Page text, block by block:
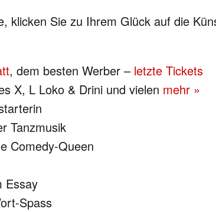
klicken Sie zu Ihrem Glück auf die
, dem besten Werber – letzte Tickets
X, L Loko & Drini und vielen mehr »
Tanzmusik
Comedy-Queen
Essay
Spass